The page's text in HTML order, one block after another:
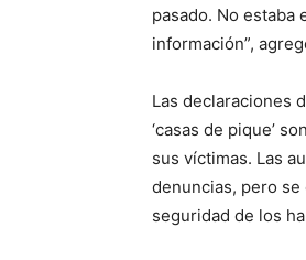
pasado. No estaba
información”,
Las declaraciones
‘casas de pique’
sus víctimas. Las
denuncias, pero
seguridad de los